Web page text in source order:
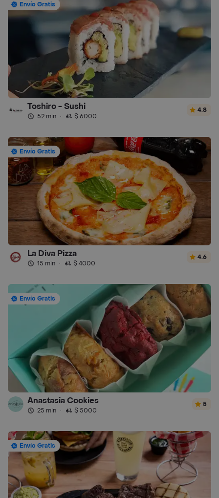
Envío Gratis
Toshiro - Sushi
52 min · $ 6000
4.8
Envío Gratis
La Diva Pizza
15 min · $ 4000
4.6
Envío Gratis
Anastasia Cookies
25 min · $ 5000
5
Envío Gratis